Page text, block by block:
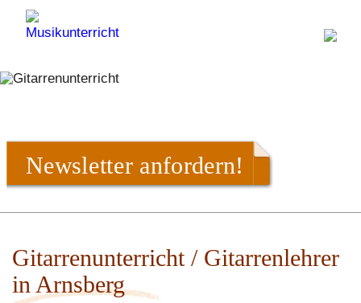
Newsletter anfordern!
Gitarrenunterricht / Gitarrenlehrer
in Arnsberg